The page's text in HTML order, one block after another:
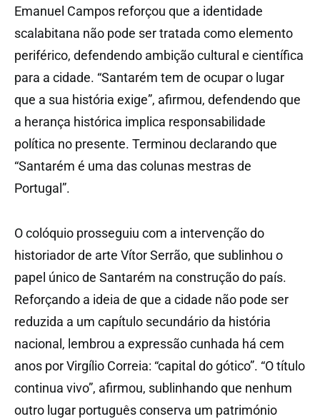
Emanuel Campos reforçou que a identidade
scalabitana não pode ser tratada como elemento
periférico, defendendo ambição cultural e científica
para a cidade. “Santarém tem de ocupar o lugar
que a sua história exige”, afirmou, defendendo que
a herança histórica implica responsabilidade
política no presente. Terminou declarando que
“Santarém é uma das colunas mestras de
Portugal”.
O colóquio prosseguiu com a intervenção do
historiador de arte Vítor Serrão, que sublinhou o
papel único de Santarém na construção do país.
Reforçando a ideia de que a cidade não pode ser
reduzida a um capítulo secundário da história
nacional, lembrou a expressão cunhada há cem
anos por Virgílio Correia: “capital do gótico”. “O título
continua vivo”, afirmou, sublinhando que nenhum
outro lugar português conserva um património